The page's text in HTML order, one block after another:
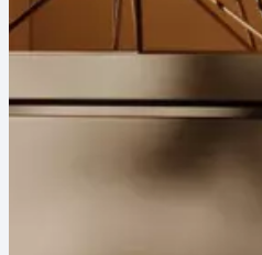
Инструменты для
винила9